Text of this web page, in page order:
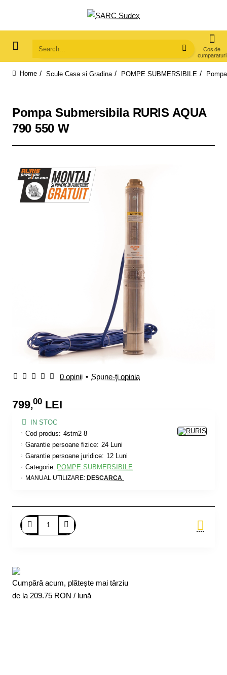
Search...
Scule Casa si Gradina POMPE SUBMERSIBILE
Pompa Submersibila RURIS AQUA
790 550 W
0 opinii • Spune-ţi opinia
799,00 LEI
IN STOC
Cod produs: 4stm2-8
Garantie persoane fizice: 24 Luni
MANUAL UTILIZARE: DESCARCA
Garantie persoane juridice: 12 Luni
Categorie: POMPE SUBMERSIBILE
Cumpără acum, plătește mai târziu
de la 209.75 RON / lună